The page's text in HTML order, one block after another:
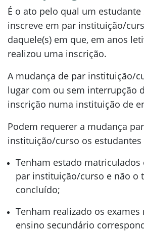
É o ato pelo qual um
inscreve em par instituição/
daquele(s) em que, em anos
realizou uma inscrição.
A mudança de par instituição/
lugar com ou sem interrupção
inscrição numa instituição de
Podem requerer a mudança
instituição/curso os estudantes
Tenham estado
par instituição/curso e não o
concluído;
Tenham realizado os exames
ensino secundário